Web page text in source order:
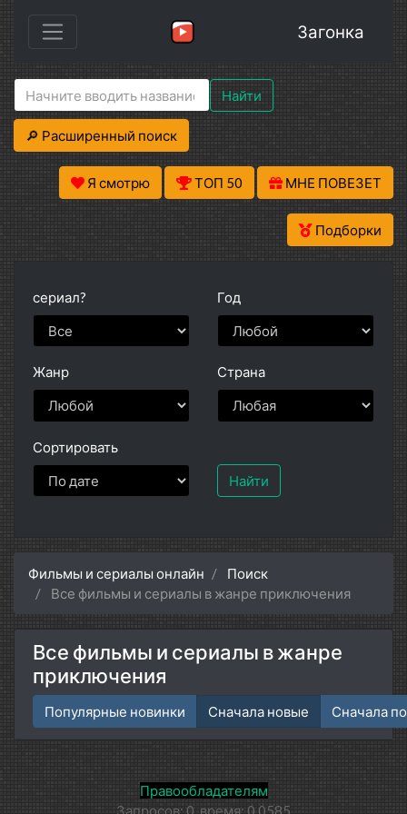
Загонка
Найти
🔎 Расширенный поиск
Я смотрю ТОП 50 МНЕ ПОВЕЗЕТ
Подборки
сериал? Год
Жанр Страна
Сортировать
Найти
Фильмы и сериалы онлайн
Поиск
Все фильмы и сериалы в жанре приключения
Все фильмы и сериалы в жанре
приключения
Популярные новинки Сначала новые Сначала
Правообладателям
Запросов: 0, время: 0.0585